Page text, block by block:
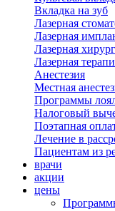
Вкладка на зуб
Лазерная
Лазерная
Лазерная
Лазерная
Анестезия
Местная
Программы
Налоговый
Поэтапная
Лечение в
Пациентам из
врачи
акции
цены